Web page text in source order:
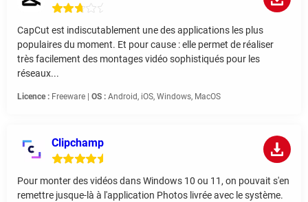
CapCut est indiscutablement une des applications les plus
populaires du moment. Et pour cause : elle permet de réaliser
très facilement des montages vidéo sophistiqués pour les
réseaux...
Licence : Freeware | OS : Android, iOS, Windows, MacOS
Clipchamp
Pour monter des vidéos dans Windows 10 ou 11, on pouvait s'en
remettre jusque-là à l'application Photos livrée avec le système.